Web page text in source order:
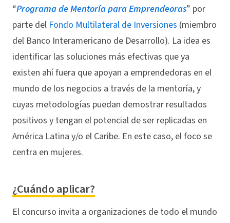
“Programa de Mentoría para Emprendeoras” por
parte del Fondo Multilateral de Inversiones (miembro
del Banco Interamericano de Desarrollo). La idea es
identificar las soluciones más efectivas que ya
existen ahí fuera que apoyan a emprendedoras en el
mundo de los negocios a través de la mentoría, y
cuyas metodologías puedan demostrar resultados
positivos y tengan el potencial de ser replicadas en
América Latina y/o el Caribe. En este caso, el foco se
centra en mujeres.
¿Cuándo aplicar?
El concurso invita a organizaciones de todo el mundo